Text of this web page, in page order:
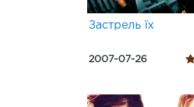
Застрель їх
2007-07-26